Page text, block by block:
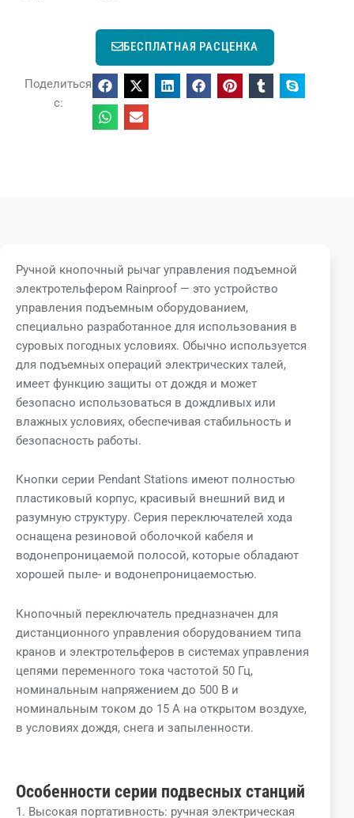
БЕСПЛАТНАЯ РАСЦЕНКА
Поделиться
с:
Ручной кнопочный рычаг управления подъемной
электротельфером Rainproof — это устройство
управления подъемным оборудованием,
специально разработанное для использования в
суровых погодных условиях. Обычно используется
для подъемных операций электрических талей,
имеет функцию защиты от дождя и может
безопасно использоваться в дождливых или
влажных условиях, обеспечивая стабильность и
безопасность работы.
Кнопки серии Pendant Stations имеют полностью
пластиковый корпус, красивый внешний вид и
разумную структуру. Серия переключателей хода
оснащена резиновой оболочкой кабеля и
водонепроницаемой полосой, которые обладают
хорошей пыле- и водонепроницаемостью.
Кнопочный переключатель предназначен для
дистанционного управления оборудованием типа
кранов и электротельферов в системах управления
цепями переменного тока частотой 50 Гц,
номинальным напряжением до 500 В и
номинальным током до 15 А на открытом воздухе,
в условиях дождя, снега и запыленности.
Особенности серии подвесных станций
1. Высокая портативность: ручная электрическая